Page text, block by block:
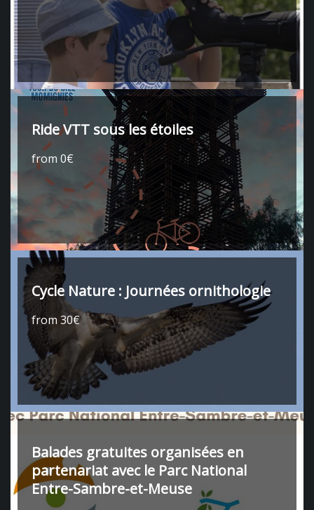
Ride VTT sous les étoiles
from 0€
Cycle Nature : Journées ornithologie
from 30€
Balades gratuites organisées en
partenariat avec le Parc National
Entre-Sambre-et-Meuse